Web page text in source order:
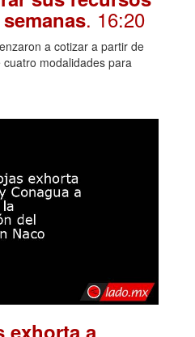
. 16:20
a cotizar a partir de
modalidades para
exhorta a